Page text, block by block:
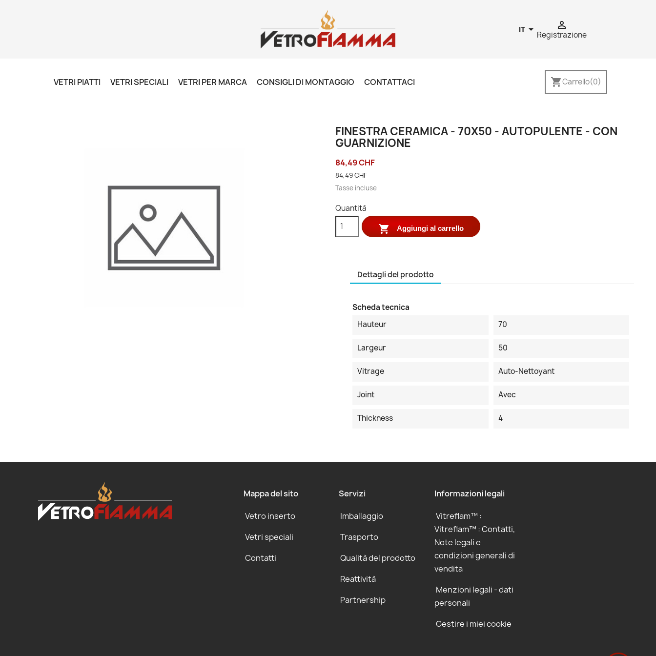
IT  
Registrazione
shopping_cartCarrello(0)
VETRI PIATTI VETRI SPECIALI VETRI PER MARCA CONSIGLI DI MONTAGGIO CONTATTACI
FINESTRA CERAMICA - 70X50 - AUTOPULENTE - CON
GUARNIZIONE
84,49 CHF
84,49 CHF
Tasse incluse
Quantità
 Aggiungi al carrello
Dettagli del prodotto
Scheda tecnica
Hauteur
70
Largeur 50
Vitrage Auto-Nettoyant
Joint Avec
Thickness 4
Mappa del sito
Vetro inserto
Vetri speciali
Contatti
Servizi
Imballaggio
Trasporto
Qualità del prodotto
Reattività
Partnership
Informazioni legali
Vitreflam™ :
Vitreflam™ : Contatti,
Note legali e
condizioni generali di
vendita
Menzioni legali - dati
personali
Gestire i miei cookie